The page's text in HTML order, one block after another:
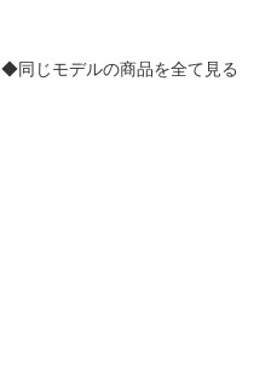
◆同じモデルの商品を全て見る